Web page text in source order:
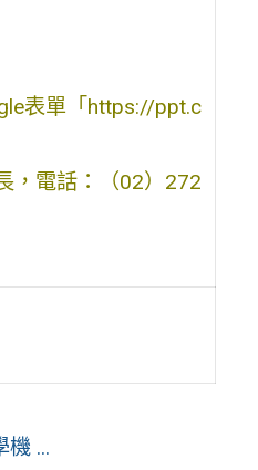
表單「https://ppt.c
，電話：（02）272
...